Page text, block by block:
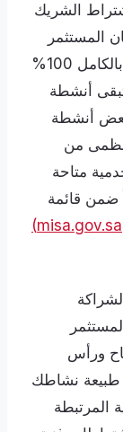
2030، أُلغي اشتراط الشريك
المستثمر
الأجنبي تأسيس شركة في الخبر وتملّكها بالكامل 100%
أنشطة
أنشطة
من
متاحة
ضمن قائمة
ورأس
طبيعة نشاطك
المرتبطة